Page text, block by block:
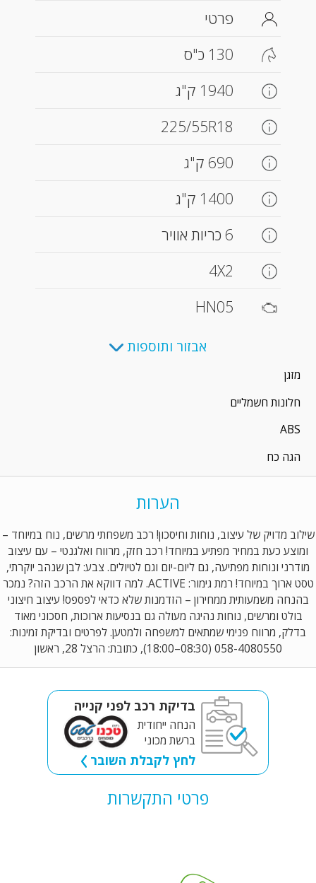
פרטי
130 כ"ס
1940 ק"ג
225/55R18
690 ק"ג
1400 ק"ג
6 כריות אוויר
4X2
HN05
אבזור ותוספות
מזגן
חלונות חשמליים
ABS
הגה כח
הערות
שילוב מדויק של עיצוב, נוחות וחיסכון! רכב משפחתי מרשים, נוח במיוחד –
ומוצע כעת במחיר מפתיע במיוחד! רכב חזק, מרווח ואלגנטי – עם עיצוב
מודרני ונוחות מפתיעה, גם ליום-יום וגם לטיולים. צבע: לבן שנהב יוקרתי,
טסט ארוך במיוחד! רמת גימור: ACTIVE. למה דווקא את הרכב הזה? נמכר
בהנחה משמעותית ממחירון – הזדמנות שלא כדאי לפספס! עיצוב חיצוני
בולט ומרשים, נוחות נהיגה מעולה גם בנסיעות ארוכות, חסכוני מאוד
בדלק, מרווח פנימי שמתאים למשפחה ולמטען. לפרטים ובדיקת זמינות:
058-4080550 (08:30–18:00), כתובת: הרצל 28, ראשון
בדיקת רכב לפני קנייה
הנחה ייחודית
ברשת מכוני
לחץ לקבלת השובר
פרטי התקשרות